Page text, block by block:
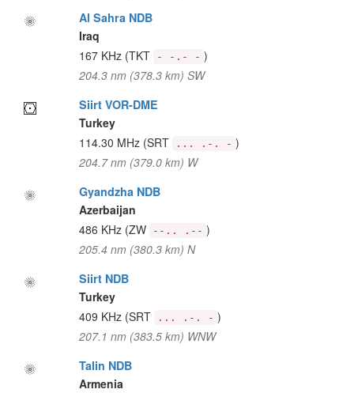
Al Sahra NDB
Iraq
167 KHz (TKT - -.- - )
204.3 nm (378.3 km) SW
Siirt VOR-DME
Turkey
114.30 MHz (SRT ... .-. - )
204.7 nm (379.0 km) W
Gyandzha NDB
Azerbaijan
486 KHz (ZW --.. .-- )
205.4 nm (380.3 km) N
Siirt NDB
Turkey
409 KHz (SRT ... .-. - )
207.1 nm (383.5 km) WNW
Talin NDB
Armenia